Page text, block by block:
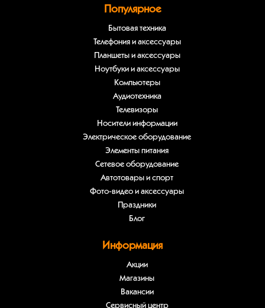
Популярное
Бытовая техника
Телефония и аксессуары
Планшеты и аксессуары
Ноутбуки и аксессуары
Компьютеры
Аудиотехника
Телевизоры
Носители информации
Электрическое оборудование
Элементы питания
Сетевое оборудование
Автотовары и спорт
Фото-видео и аксессуары
Праздники
Блог
Информация
Акции
Магазины
Вакансии
Сервисный центр